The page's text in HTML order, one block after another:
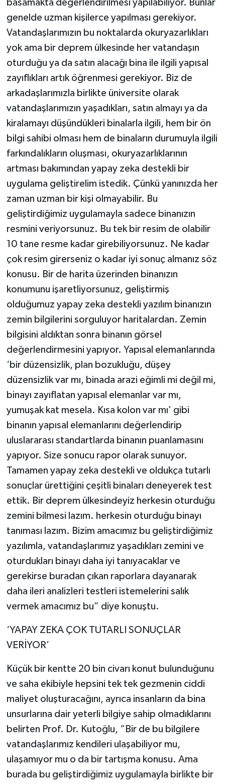
basamakta değerlendirilmesi yapılabiliyor. Bunlar
genelde uzman kişilerce yapılması gerekiyor.
Vatandaşlarımızın bu noktalarda okuryazarlıkları
yok ama bir deprem ülkesinde her vatandaşın
oturduğu ya da satın alacağı bina ile ilgili yapısal
zayıflıkları artık öğrenmesi gerekiyor. Biz de
arkadaşlarımızla birlikte üniversite olarak
vatandaşlarımızın yaşadıkları, satın almayı ya da
kiralamayı düşündükleri binalarla ilgili, hem bir ön
bilgi sahibi olması hem de binaların durumuyla ilgili
farkındalıkların oluşması, okuryazarlıklarının
artması bakımından yapay zeka destekli bir
uygulama geliştirelim istedik. Çünkü yanınızda her
zaman uzman bir kişi olmayabilir. Bu
geliştirdiğimiz uygulamayla sadece binanızın
resmini veriyorsunuz. Bu tek bir resim de olabilir
10 tane resme kadar girebiliyorsunuz. Ne kadar
çok resim girerseniz o kadar iyi sonuç almanız söz
konusu. Bir de harita üzerinden binanızın
konumunu işaretliyorsunuz, geliştirmiş
olduğumuz yapay zeka destekli yazılım binanızın
zemin bilgilerini sorguluyor haritalardan. Zemin
bilgisini aldıktan sonra binanın görsel
değerlendirmesini yapıyor. Yapısal elemanlarında
‘bir düzensizlik, plan bozukluğu, düşey
düzensizlik var mı, binada arazi eğimli mi değil mi,
binayı zayıflatan yapısal elemanlar var mı,
yumuşak kat mesela. Kısa kolon var mı’ gibi
binanın yapısal elemanlarını değerlendirip
uluslararası standartlarda binanın puanlamasını
yapıyor. Size sonucu rapor olarak sunuyor.
Tamamen yapay zeka destekli ve oldukça tutarlı
sonuçlar ürettiğini çeşitli binaları deneyerek test
ettik. Bir deprem ülkesindeyiz herkesin oturduğu
zemini bilmesi lazım. herkesin oturduğu binayı
tanıması lazım. Bizim amacımız bu geliştirdiğimiz
yazılımla, vatandaşlarımız yaşadıkları zemini ve
oturdukları binayı daha iyi tanıyacaklar ve
gerekirse buradan çıkan raporlara dayanarak
daha ileri analizleri testleri istemelerini salık
vermek amacımız bu” diye konuştu.
‘YAPAY ZEKA ÇOK TUTARLI SONUÇLAR
VERİYOR’
Küçük bir kentte 20 bin civarı konut bulunduğunu
ve saha ekibiyle hepsini tek tek gezmenin ciddi
maliyet oluşturacağını, ayrıca insanların da bina
unsurlarına dair yeterli bilgiye sahip olmadıklarını
belirten Prof. Dr. Kutoğlu, “Bir de bu bilgilere
vatandaşlarımız kendileri ulaşabiliyor mu,
ulaşamıyor mu o da bir tartışma konusu. Ama
burada bu geliştirdiğimiz uygulamayla birlikte bir